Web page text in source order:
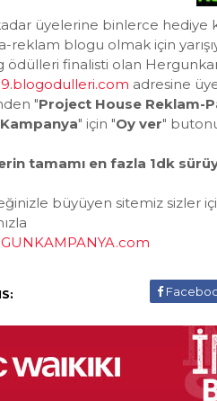
üyelerine binlerce hediye
reklam blogu olmak için
ödülleri finalisti olan
adresine
"Project House Reklam-
" için "Oy ver"
tamamı en fazla 1dk
büyüyen sitemiz sizler